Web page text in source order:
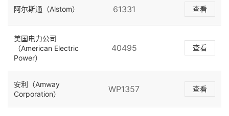
阿尔斯通（Alstom） 61331 查看
美国电力公司
（American Electric
Power）
40495 查看
安利（Amway
Corporation）
WP1357 查看